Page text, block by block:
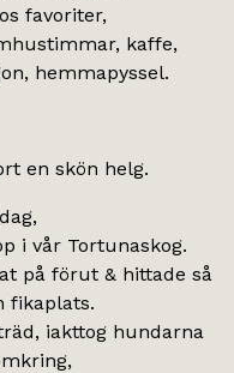
favoriter,
kaffe,
hemmapyssel.
en skön helg.
i vår Tortunaskog.
på förut & hittade så
fikaplats.
iakttog hundarna